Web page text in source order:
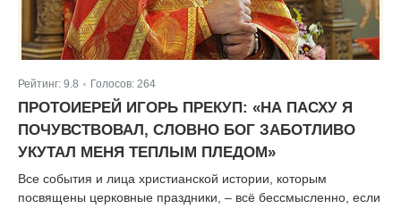
Рейтинг: 9.8 Голосов: 264
ПРОТОИЕРЕЙ ИГОРЬ ПРЕКУП: «НА ПАСХУ Я
ПОЧУВСТВОВАЛ, СЛОВНО БОГ ЗАБОТЛИВО
УКУТАЛ МЕНЯ ТЕПЛЫМ ПЛЕДОМ»
Все события и лица христианской истории, которым
посвящены церковные праздники, – всё бессмысленно, если